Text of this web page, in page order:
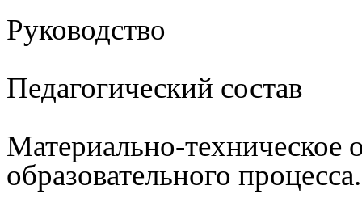
Руководство
Педагогический состав
Материально-техническое
образовательного